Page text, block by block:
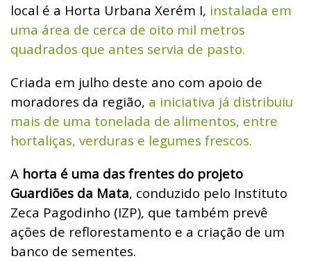
local é a Horta Urbana Xerém I, instalada em
uma área de cerca de oito mil metros
quadrados que antes servia de pasto.
Criada em julho deste ano com apoio de
moradores da região, a iniciativa já distribuiu
mais de uma tonelada de alimentos, entre
hortaliças, verduras e legumes frescos.
A horta é uma das frentes do projeto
Guardiões da Mata, conduzido pelo Instituto
Zeca Pagodinho (IZP), que também prevê
ações de reflorestamento e a criação de um
banco de sementes.